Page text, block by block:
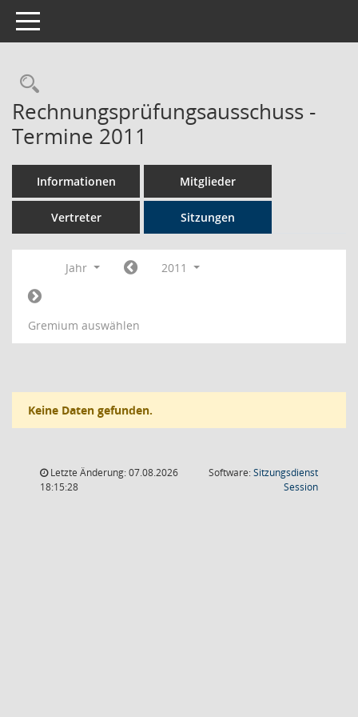
Toggle navigation
Rechercheauswahl
Rechnungsprüfungsausschuss -
Termine 2011
Informationen Mitglieder
Vertreter Sitzungen
Jahr 2011
Gremium auswählen
Keine Daten gefunden.
Letzte Änderung: 07.08.2026
18:15:28
Software:Sitzungsdienst
Session(Wird in